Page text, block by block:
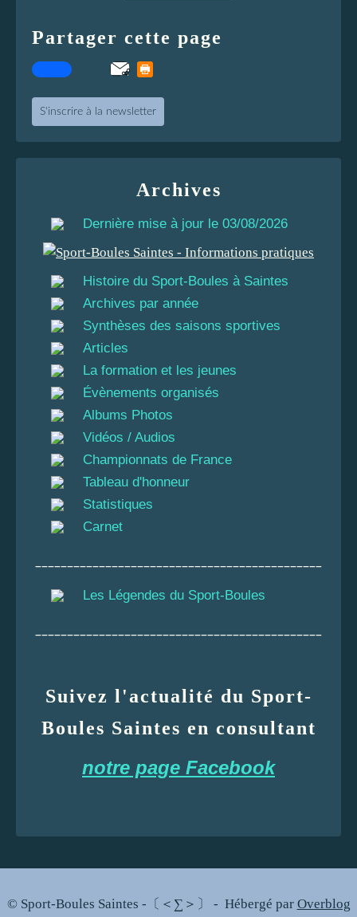
Partager cette page
S'inscrire à la newsletter
Archives
Dernière mise à jour le 03/08/2026
Histoire du Sport-Boules à Saintes
Archives par année
Synthèses des saisons sportives
Articles
La formation et les jeunes
Évènements organisés
Albums Photos
Vidéos / Audios
Championnats de France
Tableau d'honneur
Statistiques
Carnet
Les Légendes du Sport-Boules
Suivez l'actualité du Sport-
Boules Saintes en consultant
notre page Facebook
© Sport-Boules Saintes -〔＜∑＞〕 - Hébergé par Overblog